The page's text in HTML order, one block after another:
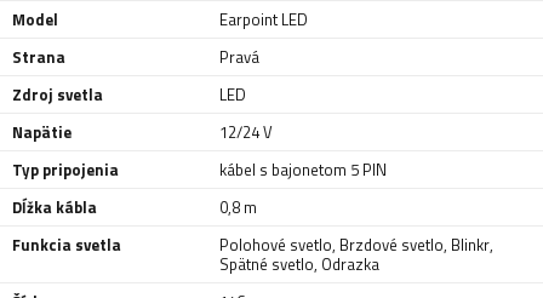
Model
Earpoint LED
Strana
Pravá
Zdroj svetla
LED
Napätie
12/24 V
Typ pripojenia
kábel s bajonetom 5 PIN
Dĺžka kábla
0,8 m
Funkcia svetla
Polohové svetlo, Brzdové svetlo, Blinkr,
Spätné svetlo, Odrazka